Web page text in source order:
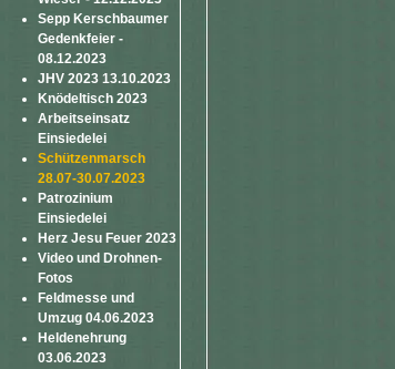
Sepp Kerschbaumer
Gedenkfeier -
08.12.2023
JHV 2023 13.10.2023
Knödeltisch 2023
Arbeitseinsatz
Einsiedelei
Schützenmarsch
28.07-30.07.2023
Patrozinium
Einsiedelei
Herz Jesu Feuer 2023
Video und Drohnen-
Fotos
Feldmesse und
Umzug 04.06.2023
Heldenehrung
03.06.2023